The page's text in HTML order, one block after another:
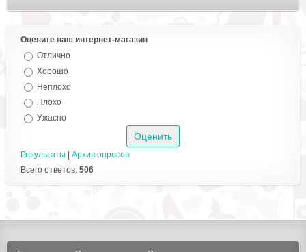
Оцените наш интернет-магазин
Отлично
Хорошо
Неплохо
Плохо
Ужасно
Результаты
Архив опросов
Всего ответов: 506